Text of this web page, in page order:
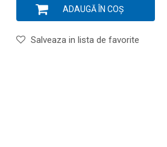
ADAUGĂ ÎN COȘ
Salveaza in lista de favorite